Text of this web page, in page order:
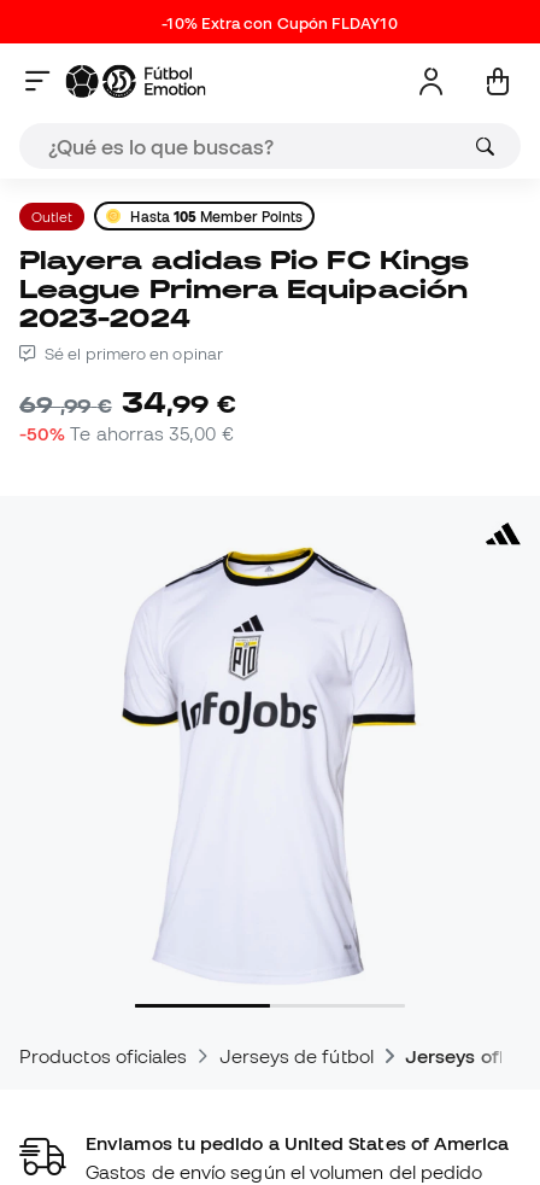
-10% Extra con Cupón FLDAY10
Outlet Hasta 105 Member Points
Playera adidas Pio FC Kings
League Primera Equipación
2023-2024
Sé el primero en opinar
69,99 € 34,99 €
-50% Te ahorras35,00 €
Productos oficiales Jerseys de fútbol Jerseys
Enviamos tu pedido a United States of America
Gastos de envío según el volumen del pedido